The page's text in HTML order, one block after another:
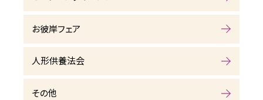
お彼岸フェア
人形供養法会
その他